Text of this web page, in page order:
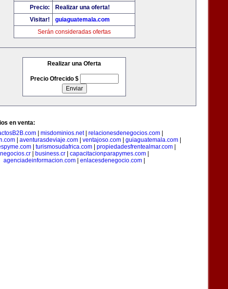
Precio:
Realizar una oferta!
Visitar!
guiaguatemala.com
Serán consideradas ofertas
Realizar una Oferta
Precio Ofrecido $
en venta:
misdominios.net| relacionesdenegocios.com
aventurasdeviaje.com ventajoso.com guiaguatemala.com
| turismosudafrica.com| propiedadesfrentealmar.com|
negocios.cr| business.cr| capacitacionparapymes.com|
agenciadeinformacion.com
enlacesdenegocio.com